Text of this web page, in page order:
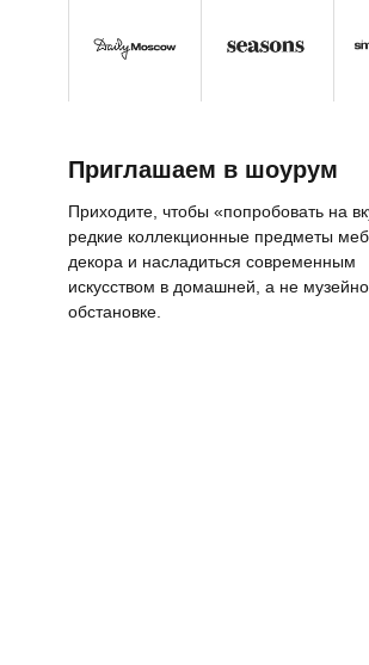
Приглашаем в шоурум
Приходите, чтобы «попробовать на
редкие коллекционные предметы
декора и насладиться современным
искусством в домашней, а не
обстановке.